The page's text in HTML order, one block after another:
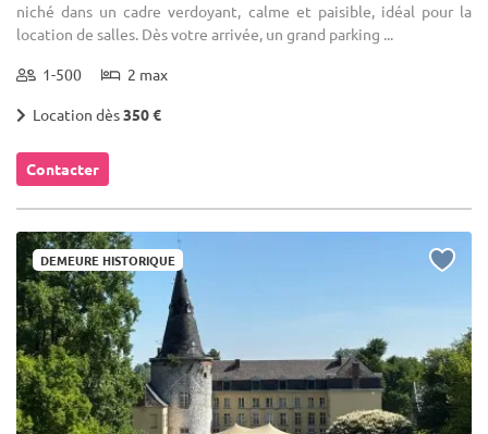
niché dans un cadre verdoyant, calme et paisible, idéal pour la
location de salles. Dès votre arrivée, un grand parking ...
1-500 2 max
Location dès350 €
Contacter
DEMEURE HISTORIQUE